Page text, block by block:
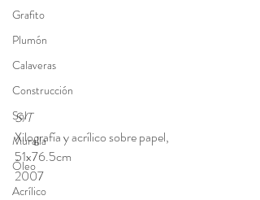
Grafito
Plumón
Calaveras
Construcción
Sol
Muralla
Óleo
Acrílico
S/T
Xilografía y acrílico sobre papel,
51x76.5cm
2007